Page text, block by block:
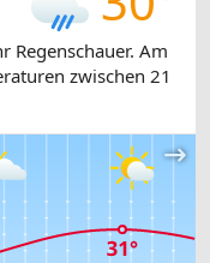
Regenschauer. Am
zwischen 21